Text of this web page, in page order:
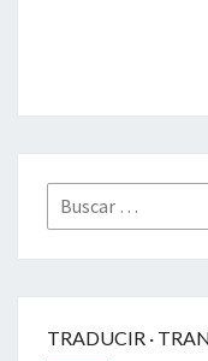
Buscar
por:
TRADUCIR ·